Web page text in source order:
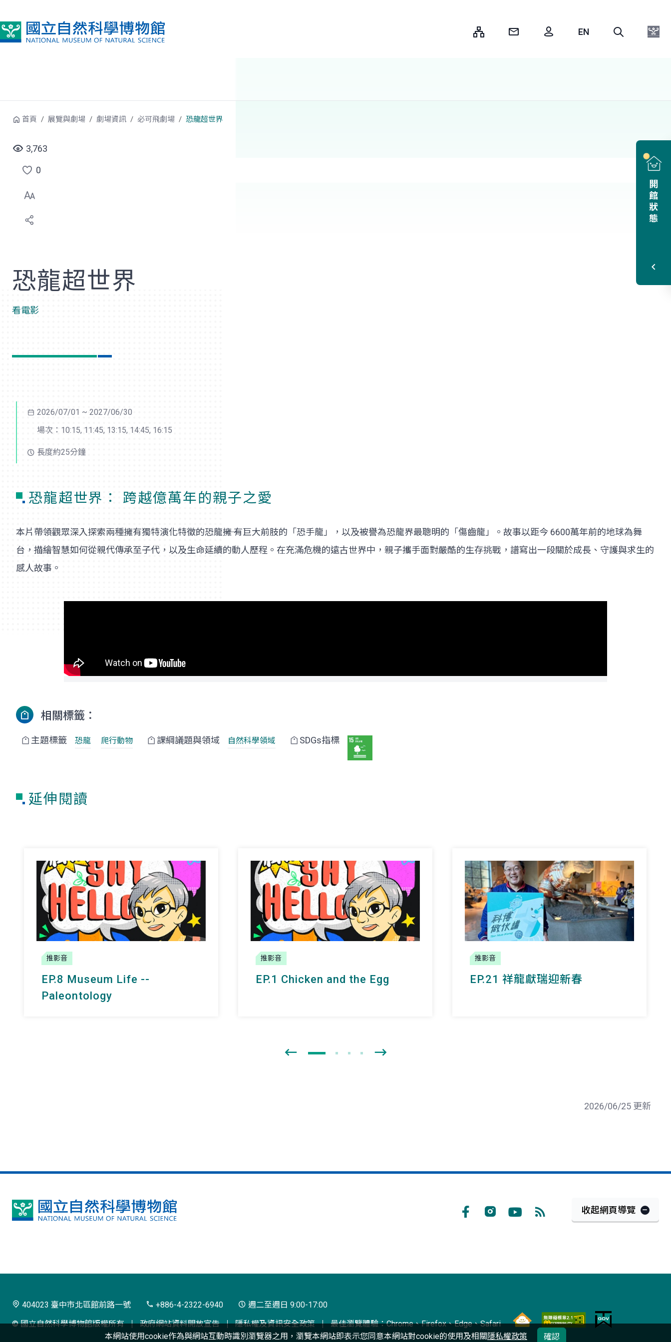
開館狀態
首頁 展覽與劇場 劇場資訊 必可飛劇場 恐龍超世界
3,763
點
選
喜
0
恐龍超世界
看電影
2026/07/01 ~ 2027/06/30
場次：10:15, 11:45, 13:15, 14:45, 16:15
長度約25分鐘
恐龍超世界： 跨越億萬年的親子之愛
本片帶領觀眾深入探索兩種擁有獨特演化特徵的恐龍――擁 有巨大前肢的「恐手龍」，以及被譽為恐龍界最聰明的「傷齒龍」。故事以距今 6600萬年前的地球為舞
台，描繪智慧如何從親代傳承至子代，以及生命延續的動人歷程。在充滿危機的遠古世界中，親子攜手面對嚴酷的生存挑戰，譜寫出一段關於成長、守護與求生的
感人故事。
相關標籤：
主題標籤 恐龍 爬行動物 課綱議題與領域 自然科學領域 SDGs指標
延伸閱讀
推影音
EP.8 Museum Life --
Paleontology
推影音
EP.1 Chicken and the Egg
推影音
EP.21 祥龍獻瑞迎新春
2026/06/25 更新
國
學
收起網頁導覽
404023 臺中市北區館前路一號 +886-4-2322-6940
週二至週日 9:00-17:00
© 國立自然科學博物館版權所有
政府網站資料開放宣告 隱私權及資訊安全政策
最佳瀏覽體驗：Chrome、Firefox、Edge、Safari
本網站使用cookie作為與網站互動時識別瀏覽器之用，瀏覽本網站即表示您同意本網站對cookie的使用及相關隱私權政策 確認